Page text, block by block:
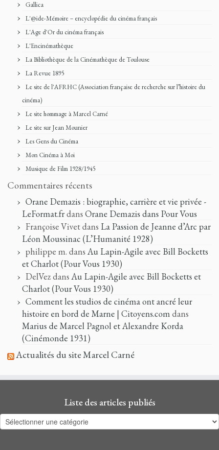
Gallica
L'@ide-Mémoire – encyclopédie du cinéma français
L'Age d'Or du cinéma français
L'Encinémathèque
La Bibliothèque de la Cinémathèque de Toulouse
La Revue 1895
Le site de l'AFRHC (Association française de recherche sur l’histoire du
cinéma)
Le site hommage à Marcel Carné
Le site sur Jean Mounier
Les Gens du Cinéma
Mon Cinéma à Moi
Musique de Film 1928/1945
Commentaires récents
Orane Demazis : biographie, carrière et vie privée -
LeFormat.frdans Orane Demazis dans Pour Vous
Françoise Vivetdans La Passion de Jeanne d’Arc par
Léon Moussinac (L’Humanité 1928)
philippe m. dans Au Lapin-Agile avec Bill Bocketts
et Charlot (Pour Vous 1930)
DelVezdans Au Lapin-Agile avec Bill Bocketts et
Charlot (Pour Vous 1930)
Comment les studios de cinéma ont ancré leur
histoire en bord de Marne | Citoyens.comdans
Marius de Marcel Pagnol et Alexandre Korda
(Cinémonde 1931)
Actualités du site Marcel Carné
Liste des articles publiés
Liste
des